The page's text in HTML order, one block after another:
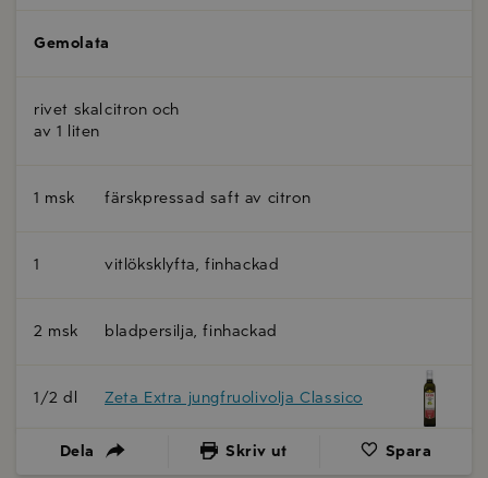
Gemolata
rivet skal
av 1 liten
citron och
1 msk färskpressad saft av citron
1 vitlöksklyfta, finhackad
2 msk bladpersilja, finhackad
1/2 dl Zeta Extra jungfruolivolja Classico
Dela Skriv ut Spara